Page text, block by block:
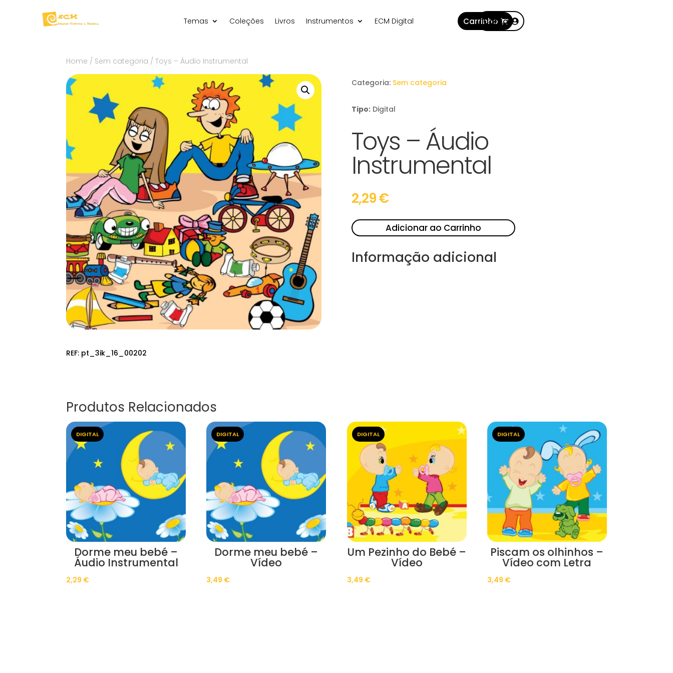
Temas Coleções Livros Instrumentos ECM Digital Carrinho
Conta
Home / Sem categoria / Toys – Áudio Instrumental
REF: pt_3ik_16_00202
Categoria: Sem categoria
Tipo: Digital
Toys – Áudio
Instrumental
2,29€
Adicionar ao Carrinho
Informação adicional
Produtos Relacionados
DIGITAL
Dorme meu bebé –
Áudio Instrumental
2,29 €
DIGITAL
Dorme meu bebé –
Vídeo
3,49 €
DIGITAL
Um Pezinho do Bebé –
Vídeo
3,49 €
DIGITAL
Piscam os olhinhos –
Vídeo com Letra
3,49 €